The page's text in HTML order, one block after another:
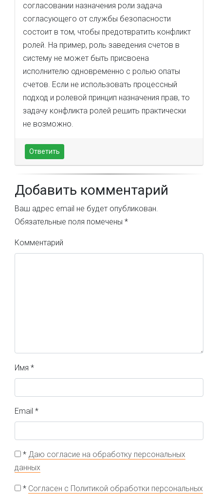
согласовании назначения роли задача
согласующего от службы безопасности
состоит в том, чтобы предотвратить конфликт
ролей. На пример, роль заведения счетов в
систему не может быть присвоена
исполнителю одновременно с ролью опаты
счетов. Если не использовать процессный
подход и ролевой принцип назначения прав, то
задачу конфликта ролей решить практически
не возможно.
Ответить
Добавить комментарий
Ваш адрес email не будет опубликован.
Обязательные поля помечены *
Комментарий
Имя *
Email *
* Даю согласие на обработку персональных
данных
* Согласен с Политикой обработки персональных